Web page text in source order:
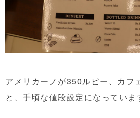
アメリカーノが350ルピー、カフ
と、手頃な値段設定になっていま